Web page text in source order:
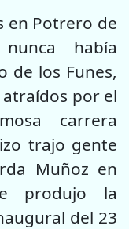
en Potrero de
había
de los Funes,
por el
carrera
trajo gente
Muñoz en
produjo la
del 23